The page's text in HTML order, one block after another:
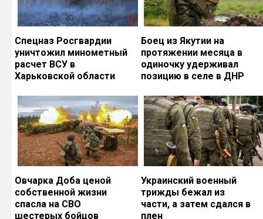
Спецназ Росгвардии
уничтожил минометный
расчет ВСУ в
Харьковской области
Боец из Якутии на
протяжении месяца в
одиночку удерживал
позицию в селе в ДНР
Овчарка Доба ценой
собственной жизни
спасла на СВО
шестерых бойцов
Украинский военный
трижды бежал из
части, а затем сдался в
плен